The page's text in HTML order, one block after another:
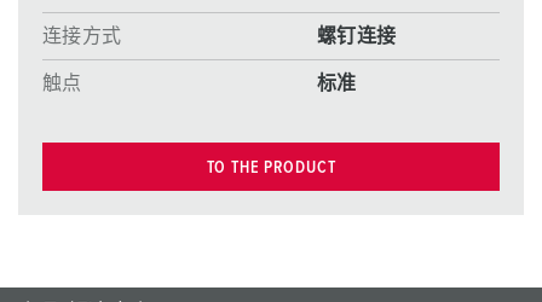
连接方式 螺钉连接
触点 标准
TO THE PRODUCT